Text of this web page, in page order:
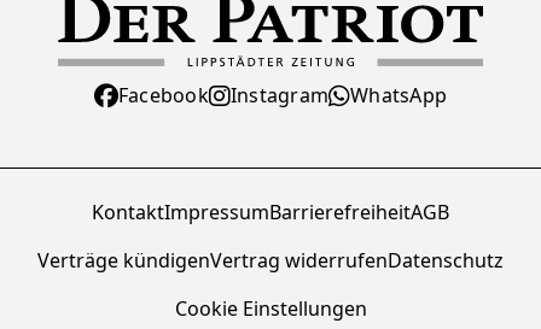
Facebook Instagram WhatsApp
KontaktImpressumBarrierefreiheitAGB
Verträge kündigenVertrag widerrufenDatenschutz
Cookie Einstellungen